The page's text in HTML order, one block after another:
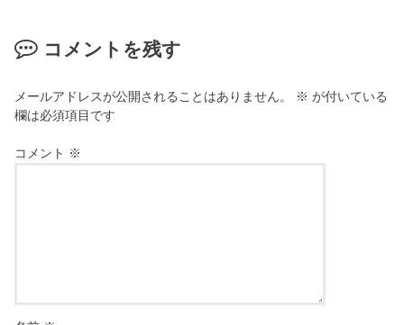
コメントを残す
メールアドレスが公開されることはありません。 ※ が付いている
欄は必須項目です
コメント ※